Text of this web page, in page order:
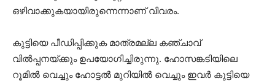
ഒഴിവാക്കുകയായിരുന്നെന്നാണ് വിവരം.
കുട്ടിയെ പീഡിപ്പിക്കുക മാത്രമല്ല കഞ്ചാവ്
വില്‍പ്പനയ്ക്കും ഉപയോഗിച്ചിരുന്നു. ഹോസങ്കടിയിലെ
റൂമില്‍ വെച്ചും ഹോട്ടല്‍ മുറിയില്‍ വെച്ചും ഇവര്‍ കുട്ടിയെ